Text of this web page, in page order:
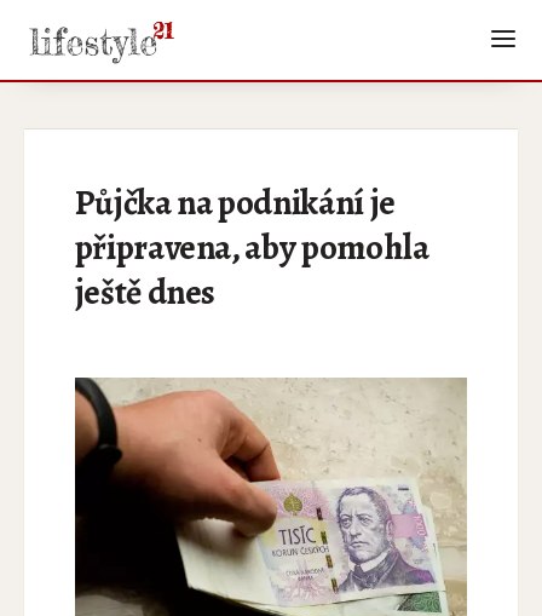
Půjčka na podnikání je
připravena, aby pomohla
ještě dnes